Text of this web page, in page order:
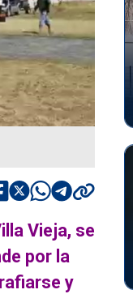
Vieja, se
por la
y